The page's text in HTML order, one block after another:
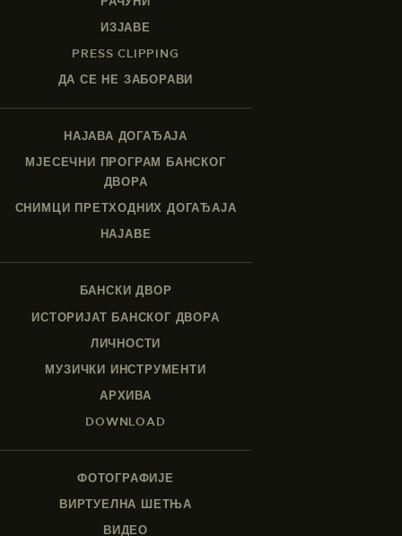
ИЗЈАВЕ
PRESS CLIPPING
ДА СЕ НЕ ЗАБОРАВИ
НАЈАВА ДОГАЂАЈА
МЈЕСЕЧНИ ПРОГРАМ БАНСКОГ
ДВОРА
СНИМЦИ ПРЕТХОДНИХ ДОГАЂАЈА
НАЈАВЕ
БАНСКИ ДВОР
ИСТОРИЈАТ БАНСКОГ ДВОРА
ЛИЧНОСТИ
МУЗИЧКИ ИНСТРУМЕНТИ
АРХИВА
DOWNLOAD
ФОТОГРАФИЈЕ
ВИРТУЕЛНА ШЕТЊА
ВИДЕО